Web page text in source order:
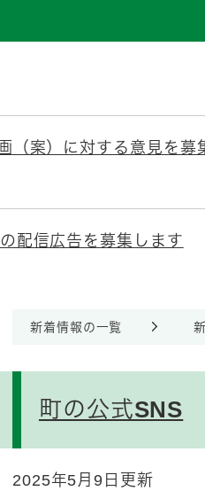
（案）に対する意見を募
配信広告を募集します
新着情報の一覧
町の公式SNS
2025年5月9日更新